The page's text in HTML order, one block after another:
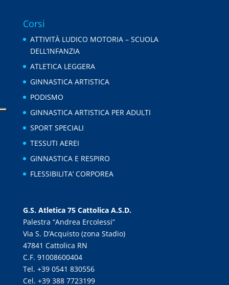
Corsi
ATTIVITÀ LUDICO MOTORIA – SCUOLA
DELL’INFANZIA
ATLETICA LEGGERA
GINNASTICA ARTISTICA
PODISMO
GINNASTICA ARTISTICA PER ADULTI
SPORT SPECIALI
TESSUTI AEREI
GINNASTICA E RESPIRO
FLESSIBILITA’ CORPOREA
G.S. Atletica 75 Cattolica A.S.D.
Palestra “Andrea Ercolessi”
Via S. D’Acquisto (zona Stadio)
47841 Cattolica RN
C.F. 91008600404
Tel. +39 0541 830556
Cel. +39 388 7723199